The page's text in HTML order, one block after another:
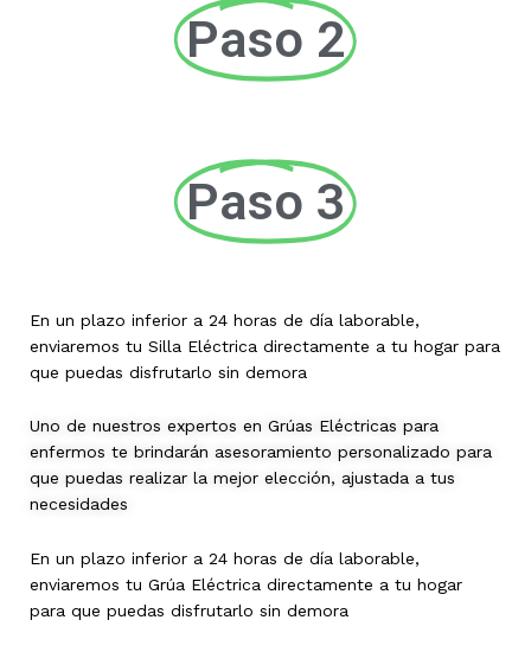
Paso 2
Paso 3
En un plazo inferior a 24 horas de día laborable,
enviaremos tu Silla Eléctrica directamente a tu hogar para
que puedas disfrutarlo sin demora
Uno de nuestros expertos en Grúas Eléctricas para
enfermos te brindarán asesoramiento personalizado para
que puedas realizar la mejor elección, ajustada a tus
necesidades
En un plazo inferior a 24 horas de día laborable,
enviaremos tu Grúa Eléctrica directamente a tu hogar
para que puedas disfrutarlo sin demora